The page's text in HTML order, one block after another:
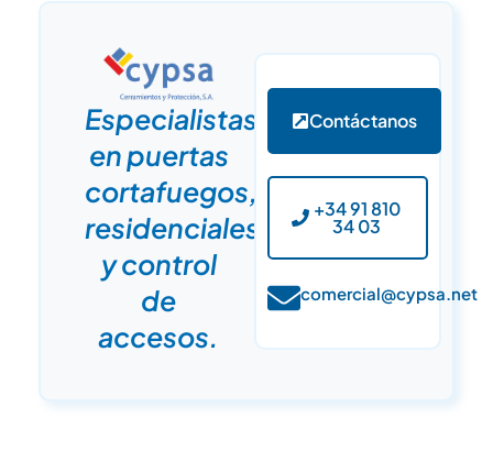
Especialistas
en puertas
cortafuegos,
residenciales
y control
de
accesos.
Contáctanos
+34 91 810
34 03
comercial@cypsa.net